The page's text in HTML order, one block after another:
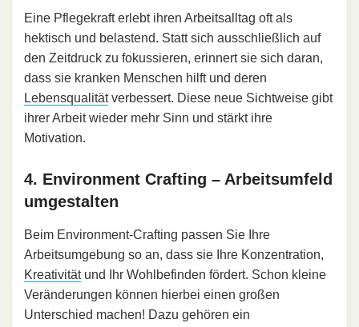
Eine Pflegekraft erlebt ihren Arbeitsalltag oft als
hektisch und belastend. Statt sich ausschließlich auf
den Zeitdruck zu fokussieren, erinnert sie sich daran,
dass sie kranken Menschen hilft und deren
Lebensqualitätverbessert. Diese neue Sichtweise gibt
ihrer Arbeit wieder mehr Sinn und stärkt ihre
Motivation.
4. Environment Crafting – Arbeitsumfeld
umgestalten
Beim Environment-Crafting passen Sie Ihre
Arbeitsumgebung so an, dass sie Ihre Konzentration,
Kreativitätund Ihr Wohlbefinden fördert. Schon kleine
Veränderungen können hierbei einen großen
Unterschied machen! Dazu gehören ein